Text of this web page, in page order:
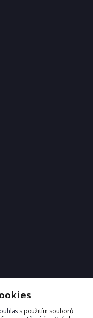
s použitím souborů